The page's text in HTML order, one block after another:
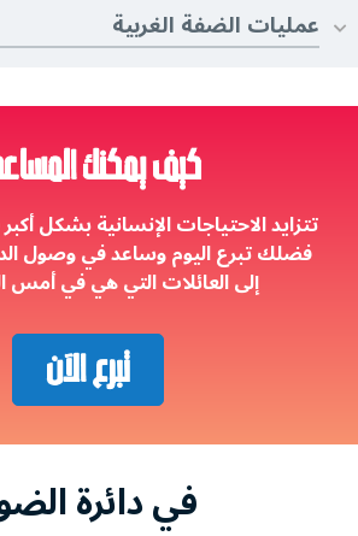
عمليات الضفة الغربية
كيف يمكنك
تتزايد الاحتياجات الإنسانية بشكل
فضلك تبرع اليوم وساعد في وصول
إلى العائلات التي هي في أمس
تبرع الآن
في دائرة